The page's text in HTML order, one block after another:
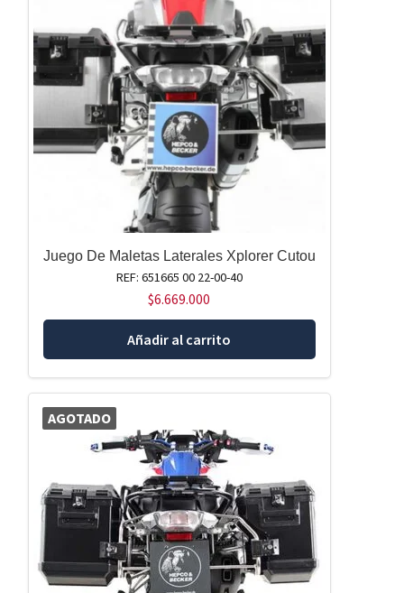
Juego De Maletas Laterales Xplorer Cutou
REF: 651665 00 22-00-40
$6.669.000
Añadir al carrito
AGOTADO